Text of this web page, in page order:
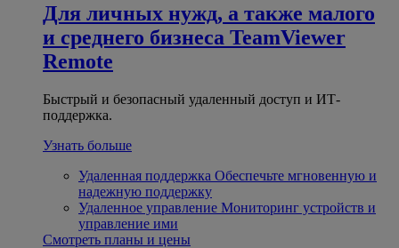
Для личных нужд, а также малого
и среднего бизнеса TeamViewer
Remote
Быстрый и безопасный удаленный доступ и ИТ-
поддержка.
Узнать больше
Удаленная поддержка Обеспечьте мгновенную и
надежную поддержку
Удаленное управление Мониторинг устройств и
управление ими
Смотреть планы и цены